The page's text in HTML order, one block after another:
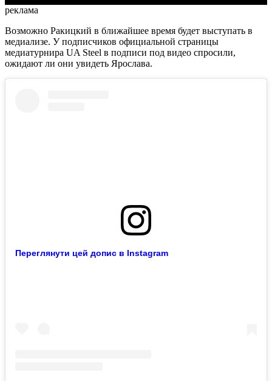
реклама
Возможно Ракицкий в ближайшее время будет выступать в
медиализе. У подписчиков официальной страницы
медиатурнира UA Steel в подписи под видео спросили,
ожидают ли они увидеть Ярослава.
Переглянути цей допис в Instagram